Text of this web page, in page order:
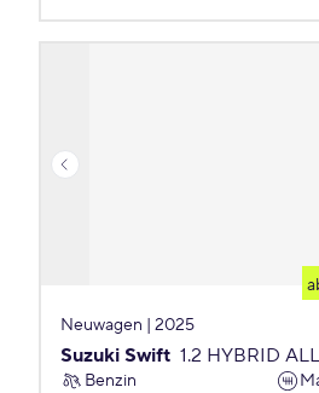
Neuwagen | 2025
Suzuki Swift 1.2 HYBRID
Benzin